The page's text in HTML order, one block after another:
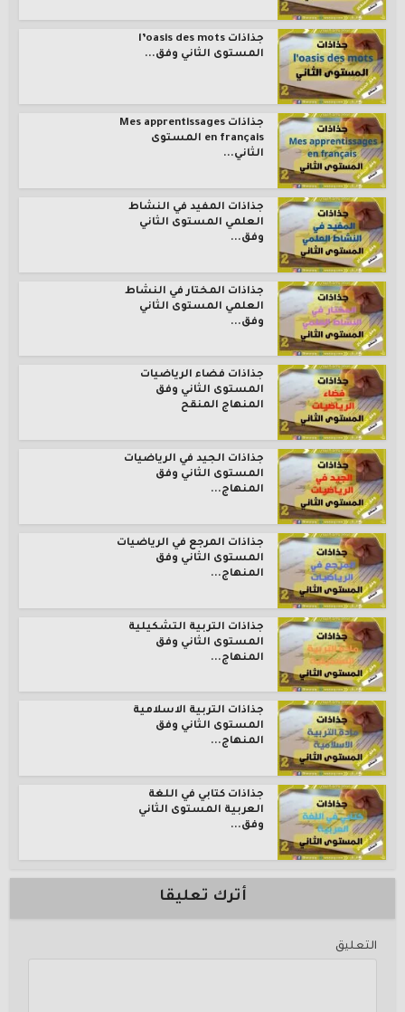
جذاذات l’oasis des mots
المستوى الثاني وفق...
جذاذات Mes apprentissages
en français المستوى
الثاني...
جذاذات المفيد في النشاط
العلمي المستوى الثاني
وفق...
جذاذات المختار في النشاط
العلمي المستوى الثاني
وفق...
جذاذات فضاء الرياضيات
المستوى الثاني وفق
المنهاج المنقح
جذاذات الجيد في الرياضيات
المستوى الثاني وفق
المنهاج...
جذاذات المرجع في الرياضيات
المستوى الثاني وفق
المنهاج...
جذاذات التربية التشكيلية
المستوى الثاني وفق
المنهاج...
جذاذات التربية الاسلامية
المستوى الثاني وفق
المنهاج...
جذاذات كتابي في اللغة
العربية المستوى الثاني
وفق...
أترك تعليقا
التعليق